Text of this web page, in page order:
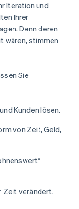
Iteration und
Ihrer
Denn deren
wären, stimmen
Sie
Kunden lösen.
von Zeit, Geld,
Zeit verändert.